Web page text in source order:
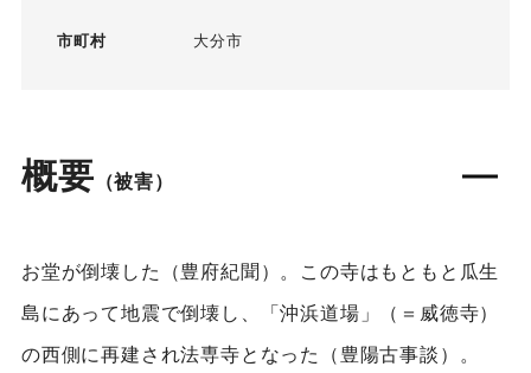
市町村 大分市
概要 （被害）
お堂が倒壊した（豊府紀聞）。この寺はもともと瓜生
島にあって地震で倒壊し、「沖浜道場」（＝威徳寺）
の西側に再建され法専寺となった（豊陽古事談）。